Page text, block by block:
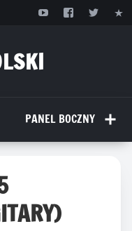
PANEL BOCZNY